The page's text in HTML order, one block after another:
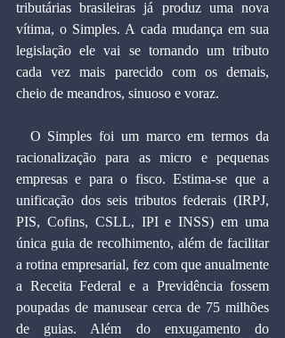
tributárias brasileiras já produz uma nova
vítima, o Simples. A cada mudança em sua
legislação ele vai se tornando um tributo
cada vez mais parecido com os demais,
cheio de meandros, sinuoso e voraz.
racionalização para as micro e pequenas
empresas e para o fisco. Estima-se que a
unificação dos seis tributos federais (IRPJ,
PIS, Cofins, CSLL, IPI e INSS) em uma
única guia de recolhimento, além de facilitar
a rotina empresarial, fez com que anualmente
a Receita Federal e a Previdência fossem
poupadas de manusear cerca de 75 milhões
de guias. Além do enxugamento do